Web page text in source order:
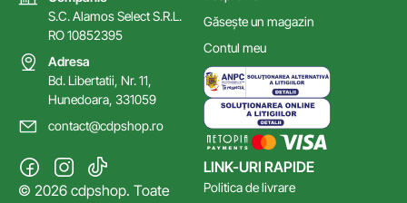
LINK-URI RAPIDE
Politica de livrare
Găsește un magazin
Contul meu
S.C. Alamos Select S.R.L.
RO 10852395
Adresa
Bd. Libertatii, Nr. 11,
Hunedoara, 331059
contact@cdpshop.ro
© 2026 cdpshop. Toate